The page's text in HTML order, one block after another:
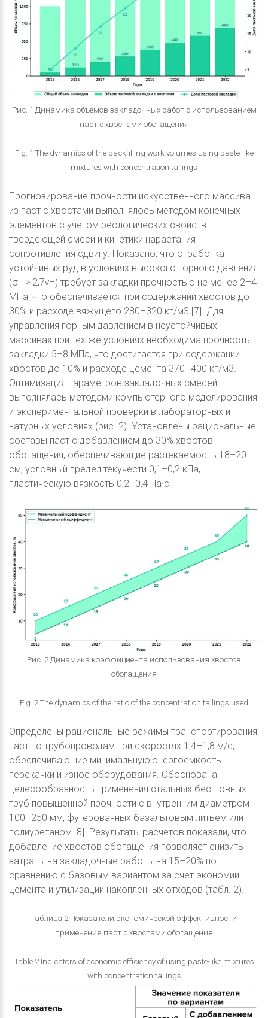
Рис. 1 Динамика объемов закладочных работ с использованием
паст с хвостами обогащения
Fig. 1 The dynamics of the backfilling work volumes using paste-like
mixtures with concentration tailings
Прогнозирование прочности искусственного массива
из паст с хвостами выполнялось методом конечных
элементов с учетом реологических свойств
твердеющей смеси и кинетики нарастания
сопротивления сдвигу. Показано, что отработка
устойчивых руд в условиях высокого горного давления
(σн > 2,7γН) требует закладки прочностью не менее 2–4
МПа, что обеспечивается при содержании хвостов до
30% и расходе вяжущего 280–320 кг/м3 [7]. Для
управления горным давлением в неустойчивых
массивах при тех же условиях необходима прочность
закладки 5–8 МПа, что достигается при содержании
хвостов до 10% и расходе цемента 370–400 кг/м3.
Оптимизация параметров закладочных смесей
выполнялась методами компьютерного моделирования
и экспериментальной проверки в лабораторных и
натурных условиях (рис. 2). Установлены рациональные
составы паст с добавлением до 30% хвостов
обогащения, обеспечивающие растекаемость 18–20
см, условный предел текучести 0,1–0,2 кПа,
пластическую вязкость 0,2–0,4 Па·с.
Рис. 2 Динамика коэффициента использования хвостов
обогащения
Fig. 2 The dynamics of the ratio of the concentration tailings used
Определены рациональные режимы транспортирования
паст по трубопроводам при скоростях 1,4–1,8 м/с,
обеспечивающие минимальную энергоемкость
перекачки и износ оборудования. Обоснована
целесообразность применения стальных бесшовных
труб повышенной прочности с внутренним диаметром
100–250 мм, футерованных базальтовым литьем или
полиуретаном [8]. Результаты расчетов показали, что
добавление хвостов обогащения позволяет снизить
затраты на закладочные работы на 15–20% по
сравнению с базовым вариантом за счет экономии
цемента и утилизации накопленных отходов (табл. 2).
Таблица 2 Показатели экономической эффективности
применения паст с хвостами обогащения
Table 2 Indicators of economic efficiency of using paste-like mixtures
with concentration tailings